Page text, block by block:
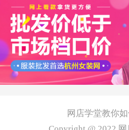
网店学堂教你